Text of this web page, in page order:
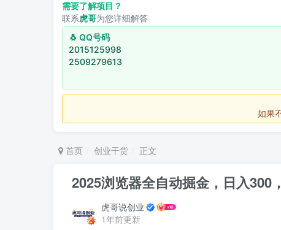
需要了解项目？
联系虎哥为您详细解答
🐧 QQ号码
2015125998
2509279613
如果不用
首页 创业干货 正文
2025浏览器全自动掘金，日入300
虎哥说创业
1年前更新